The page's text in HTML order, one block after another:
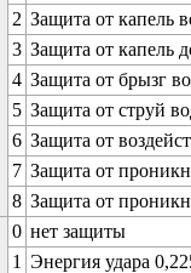
2 Защита от капель
3 Защита от капель
4 Защита от брызг
5 Защита от струй
6 Защита от
7 Защита от
8 Защита от
0 нет защиты
1 Энергия удара